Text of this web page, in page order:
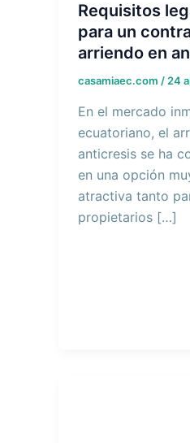
Requisitos
para un
arriendo en
casamiaec.com /24
En el mercado
ecuatoriano, el
anticresis se ha
en una opción
atractiva tanto
propietarios […]